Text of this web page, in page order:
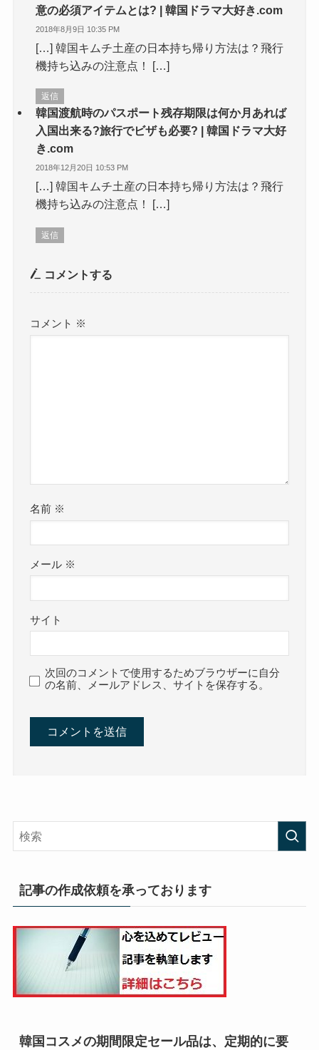
意の必須アイテムとは? | 韓国ドラマ大好き.com
2018年8月9日 10:35 PM
[…] 韓国キムチ土産の日本持ち帰り方法は？飛行
機持ち込みの注意点！ […]
返信
韓国渡航時のパスポート残存期限は何か月あれば
入国出来る?旅行でビザも必要? | 韓国ドラマ大好
き.com
2018年12月20日 10:53 PM
[…] 韓国キムチ土産の日本持ち帰り方法は？飛行
機持ち込みの注意点！ […]
返信
コメントする
コメント ※
名前 ※
メール ※
サイト
次回のコメントで使用するためブラウザーに自分
の名前、メールアドレス、サイトを保存する。
記事の作成依頼を承っております
韓国コスメの期間限定セール品は、定期的に要